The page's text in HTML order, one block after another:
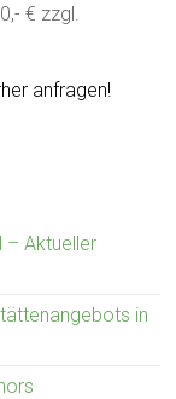
€ zzgl.
anfragen!
– Aktueller
in